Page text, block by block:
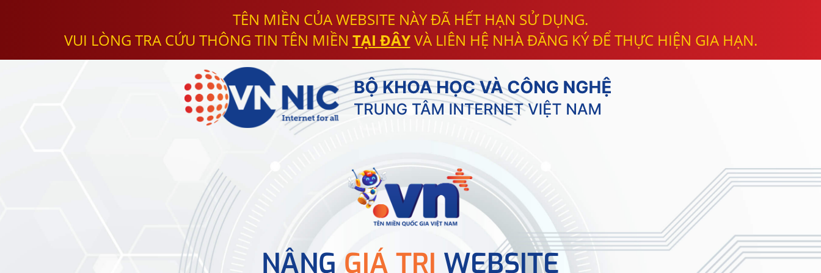
TÊN MIỀN CỦA WEBSITE NÀY ĐÃ HẾT HẠN SỬ DỤNG.
VUI LÒNG TRA CỨU THÔNG TIN TÊN MIỀN TẠI ĐÂYVÀ LIÊN HỆ NHÀ ĐĂNG KÝ ĐỂ THỰC HIỆN GIA HẠN.
NÂNG GIÁ TRỊ WEBSITE